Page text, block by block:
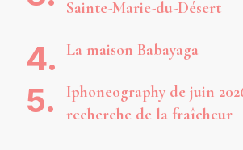
Sainte-Marie-du-Désert
La maison Babayaga
Iphoneography de juin
recherche de la fraîcheur